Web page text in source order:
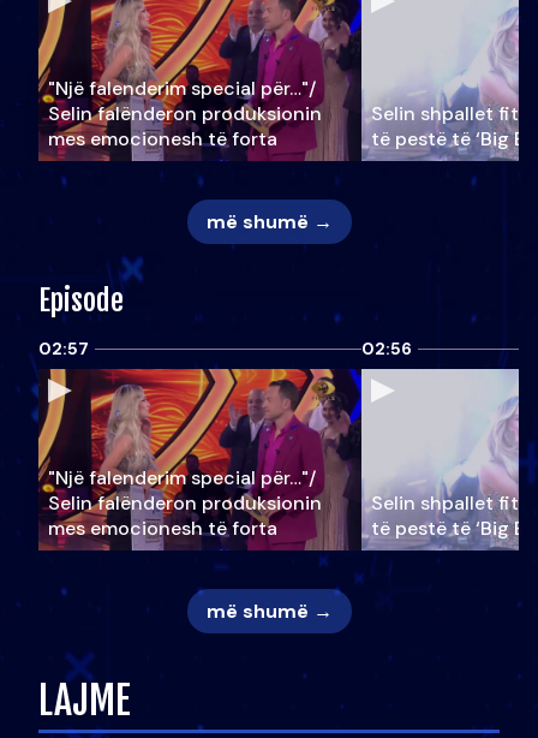
"Një falenderim special për…"/
Selin falënderon produksionin
mes emocionesh të forta
Selin shpallet
të pestë të ‘Big
më shumë →
Episode
02:57
"Një falenderim special për…"/
Selin falënderon produksionin
mes emocionesh të forta
02:56
Selin shpallet
të pestë të ‘Big
më shumë →
LAJME